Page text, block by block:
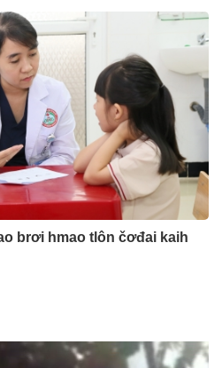
brơi hmao tlôn čơđai kaih